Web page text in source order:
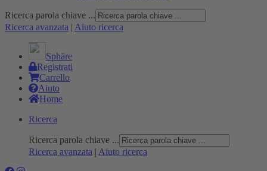
Ricerca parola chiave ...
Ricerca avanzata | Aiuto ricerca
Sphäre
Registrati
Carrello
Aiuto
Home
Ricerca
Ricerca parola chiave ...
Ricerca avanzata | Aiuto ricerca